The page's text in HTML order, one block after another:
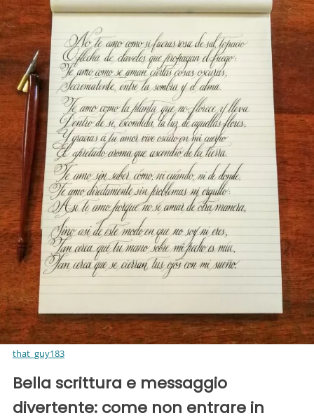
that_guy183
Bella scrittura e messaggio
divertente: come non entrare in